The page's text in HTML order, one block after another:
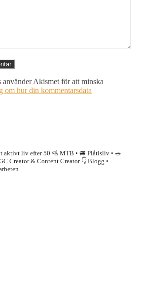
använder Akismet för att minska
om hur din kommentarsdata
aktivt liv efter 50 🚵 MTB • 🚐 Plåtisliv • 🥗
Creator & Content Creator👇 Blogg •